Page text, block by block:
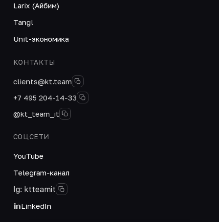
Larix (Айбим)
Tangl
Unit-экономика
КОНТАКТЫ
clients@kt.team
+7 495 204-14-33
@kt_team_it
СОЦСЕТИ
YouTube
Telegram-канал
Ig: ktteamit
LinkedIn